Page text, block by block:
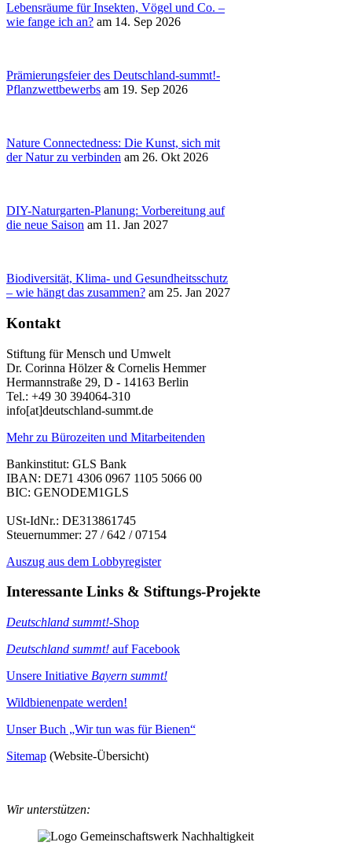
Lebensräume für Insekten, Vögel und Co. –
wie fange ich an? am 14. Sep 2026
Prämierungsfeier des Deutschland-summt!-
Pflanzwettbewerbs am 19. Sep 2026
Nature Connectedness: Die Kunst, sich mit
der Natur zu verbinden am 26. Okt 2026
DIY-Naturgarten-Planung: Vorbereitung auf
die neue Saison am 11. Jan 2027
Biodiversität, Klima- und Gesundheitsschutz
– wie hängt das zusammen? am 25. Jan 2027
Kontakt
Stiftung für Mensch und Umwelt
Dr. Corinna Hölzer & Cornelis Hemmer
Hermannstraße 29, D - 14163 Berlin
Tel.: +49 30 394064-310
info[at]deutschland-summt.de
Mehr zu Bürozeiten und Mitarbeitenden
Bankinstitut: GLS Bank
IBAN: DE71 4306 0967 1105 5066 00
BIC: GENODEM1GLS
USt-IdNr.: DE313861745
Steuernummer: 27 / 642 / 07154
Auszug aus dem Lobbyregister
Interessante Links & Stiftungs-Projekte
Deutschland summt!-Shop
Deutschland summt! auf Facebook
Unsere Initiative Bayern summt!
Wildbienenpate werden!
Unser Buch „Wir tun was für Bienen“
Sitemap (Website-Übersicht)
Wir unterstützen: